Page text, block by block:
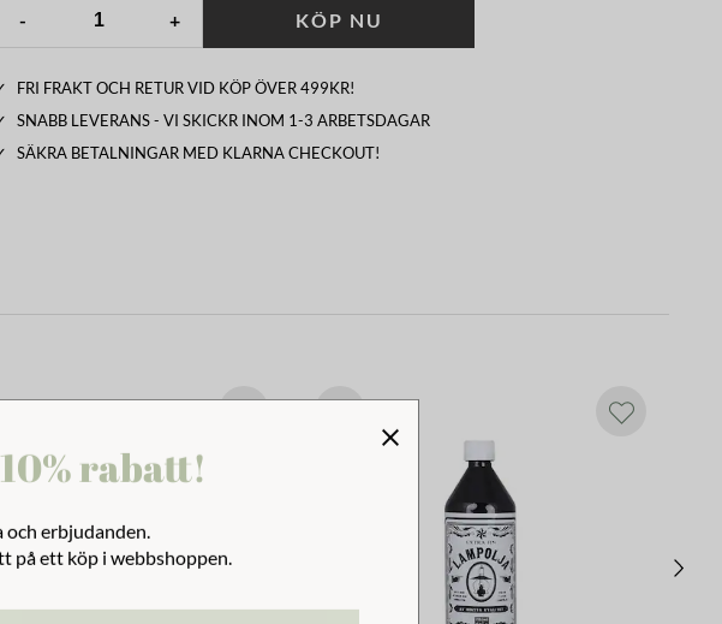
- + KÖP NU
FRI FRAKT OCH RETUR VID KÖP ÖVER 499KR!
SNABB LEVERANS - VI SKICKR INOM 1-3 ARBETSDAGAR
SÄKRA BETALNINGAR MED KLARNA CHECKOUT!
rabatt!
och erbjudanden.
på ett köp i webbshoppen.